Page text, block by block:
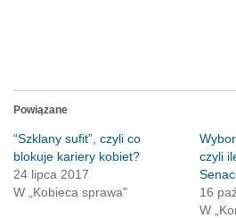
Powiązane
“Szklany sufit”, czyli co
blokuje kariery kobiet?
24 lipca 2017
W „Kobieca sprawa"
czyli
16
W